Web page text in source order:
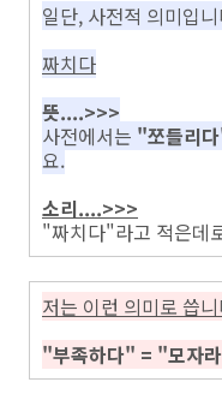
일단, 사전적 의미입
짜치다
뜻....>>>
사전에서는 "쪼들리
요.
소리....>>>
"짜치다"라고 적은데
저는 이런 의미로 씁
"부족하다" = "모자